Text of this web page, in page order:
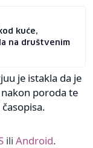
kuće,
na društvenim
je istakla da je
poroda te
ili Android.